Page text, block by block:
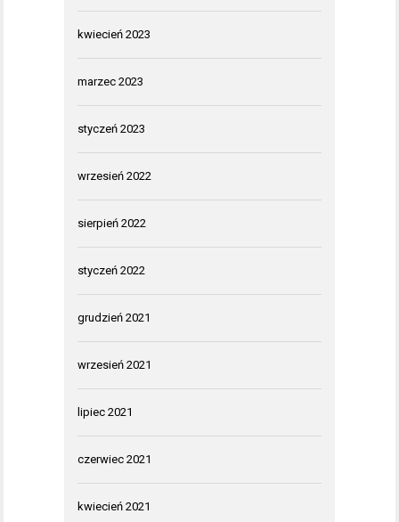
kwiecień 2023
marzec 2023
styczeń 2023
wrzesień 2022
sierpień 2022
styczeń 2022
grudzień 2021
wrzesień 2021
lipiec 2021
czerwiec 2021
kwiecień 2021